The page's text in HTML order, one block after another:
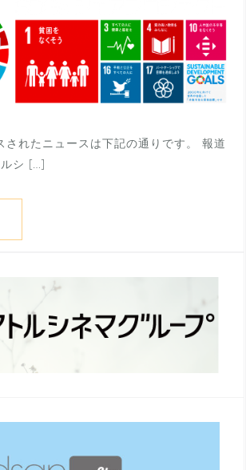
れたニュースは下記の通りです。 報道
シ […]